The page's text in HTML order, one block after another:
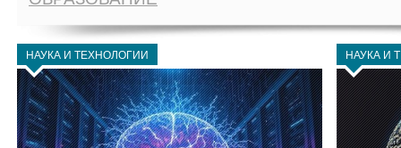
НАУКА И ТЕХНОЛОГИИ НАУКА И